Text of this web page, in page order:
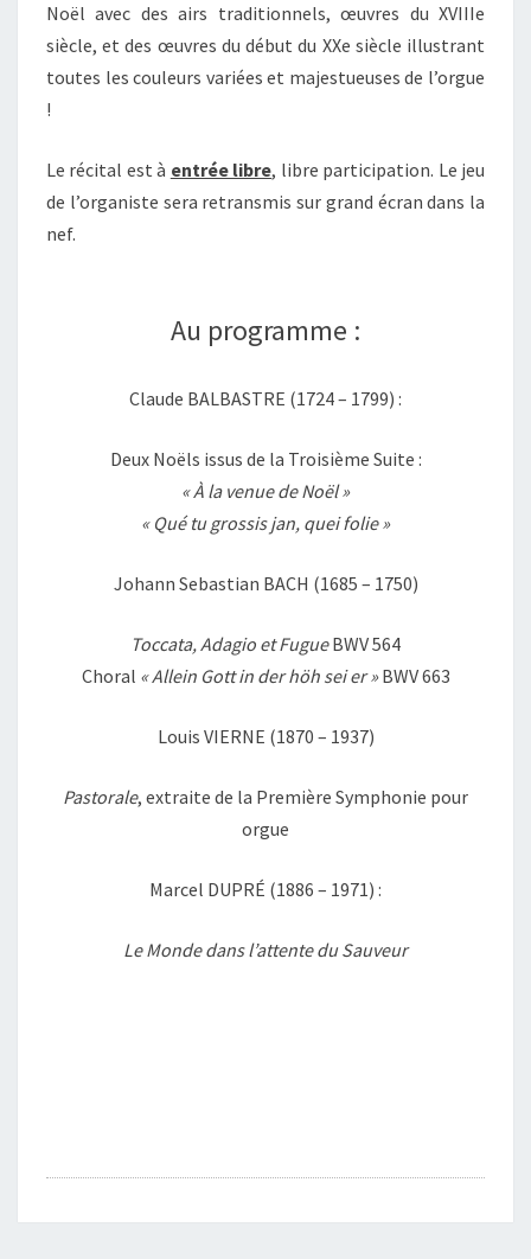
Noël avec des airs traditionnels, œuvres du XVIIIe
siècle, et des œuvres du début du XXe siècle illustrant
toutes les couleurs variées et majestueuses de l’orgue
!
Le récital est à entrée libre, libre participation. Le jeu
de l’organiste sera retransmis sur grand écran dans la
nef.
Au programme :
Claude BALBASTRE (1724 – 1799) :
Deux Noëls issus de la Troisième Suite :
« À la venue de Noël »
« Qué tu grossis jan, quei folie »
Johann Sebastian BACH (1685 – 1750)
Toccata, Adagio et FugueBWV 564
Choral « Allein Gott in der höh sei er »BWV 663
Louis VIERNE (1870 – 1937)
Pastorale, extraite de la Première Symphonie pour
orgue
Marcel DUPRÉ (1886 – 1971) :
Le Monde dans l’attente du Sauveur